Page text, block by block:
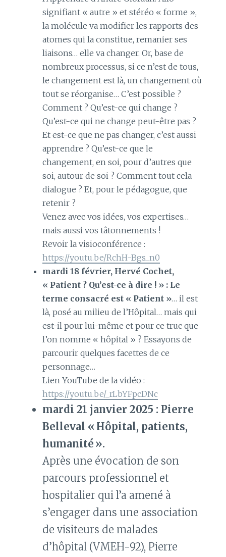
signifiant « autre » et stéréo « forme »,
la molécule va modifier les rapports des
atomes qui la constitue, remanier ses
liaisons… elle va changer. Or, base de
nombreux processus, si ce n’est de tous,
le changement est là, un changement où
tout se réorganise… C’est possible ?
Comment ? Qu’est-ce qui change ?
Qu’est-ce qui ne change peut-être pas ?
Et est-ce que ne pas changer, c’est aussi
apprendre ? Qu’est-ce que le
changement, en soi, pour d’autres que
soi, autour de soi ? Comment tout cela
dialogue ? Et, pour le pédagogue, que
retenir ?
Venez avec vos idées, vos expertises…
mais aussi vos tâtonnements !
Revoir la visioconférence :
https://youtu.be/RchH-Bgs_n0
mardi 18 février, Hervé Cochet,
« Patient ? Qu’est-ce à dire ! » : Le
terme consacré est « Patient »… il est
là, posé au milieu de l’Hôpital… mais qui
est-il pour lui-même et pour ce truc que
l’on nomme « hôpital » ? Essayons de
parcourir quelques facettes de ce
personnage…
Lien YouTube de la vidéo :
https://youtu.be/_rLbYFpcDNc
mardi 21 janvier 2025 : Pierre
Belleval « Hôpital, patients,
humanité ».
Après une évocation de son
parcours professionnel et
hospitalier qui l’a amené à
s’engager dans une association
de visiteurs de malades
d’hôpital (VMEH-92), Pierre